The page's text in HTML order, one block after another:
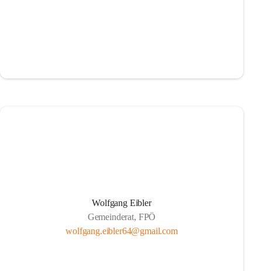
Wolfgang Eibler
Gemeinderat, FPÖ
wolfgang.eibler64@gmail.com